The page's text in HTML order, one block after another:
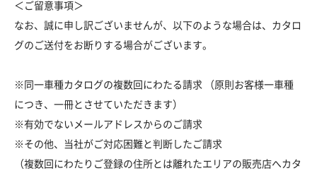
＜ご留意事項＞
なお、誠に申し訳ございませんが、以下のような場合は、カタロ
グのご送付をお断りする場合がございます。
※同一車種カタログの複数回にわたる請求 （原則お客様一車種
につき、一冊とさせていただきます）
※有効でないメールアドレスからのご請求
※その他、当社がご対応困難と判断したご請求
（複数回にわたりご登録の住所とは離れたエリアの販売店へカタ